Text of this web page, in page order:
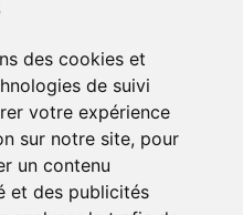
des cookies et
de suivi
votre expérience
sur notre site, pour
un contenu
et des publicités